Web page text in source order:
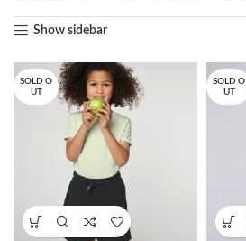
Show sidebar
SOLD O
UT
SOLD O
UT